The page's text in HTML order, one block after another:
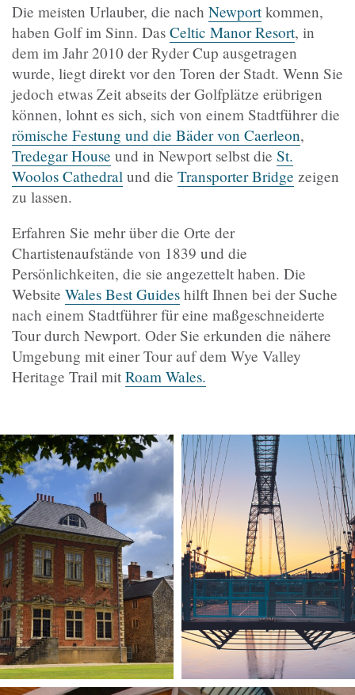
Die meisten Urlauber, die nach Newportkommen,
haben Golf im Sinn. Das Celtic Manor Resort, in
dem im Jahr 2010 der Ryder Cup ausgetragen
wurde, liegt direkt vor den Toren der Stadt. Wenn Sie
jedoch etwas Zeit abseits der Golfplätze erübrigen
können, lohnt es sich, sich von einem Stadtführer die
römische Festung und die Bäder von Caerleon,
Tredegar House und in Newport selbst die St.
Woolos Cathedral und die Transporter Bridge zeigen
zu lassen.
Erfahren Sie mehr über die Orte der
Chartistenaufstände von 1839 und die
Persönlichkeiten, die sie angezettelt haben. Die
Website Wales Best Guides hilft Ihnen bei der Suche
nach einem Stadtführer für eine maßgeschneiderte
Tour durch Newport. Oder Sie erkunden die nähere
Umgebung mit einer Tour auf dem Wye Valley
Heritage Trail mit Roam Wales.